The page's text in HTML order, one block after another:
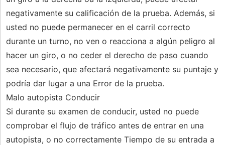
negativamente su calificación de la prueba. Además, si
usted no puede permanecer en el carril correcto
durante un turno, no ven o reacciona a algún peligro al
hacer un giro, o no ceder el derecho de paso cuando
sea necesario, que afectará negativamente su puntaje y
podría dar lugar a una Error de la prueba.
Malo autopista Conducir
Si durante su examen de conducir, usted no puede
comprobar el flujo de tráfico antes de entrar en una
autopista, o no correctamente Tiempo de su entrada a